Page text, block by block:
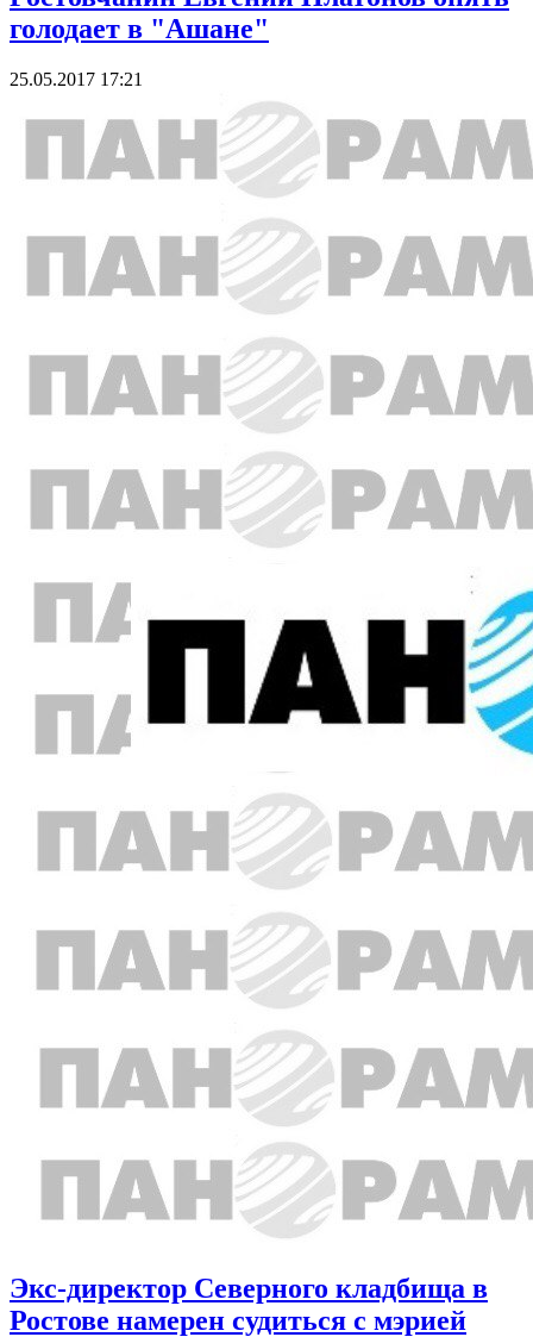
голодает в "Ашане"
25.05.2017 17:21
Экс-директор Северного кладбища в
Ростове намерен судиться с мэрией